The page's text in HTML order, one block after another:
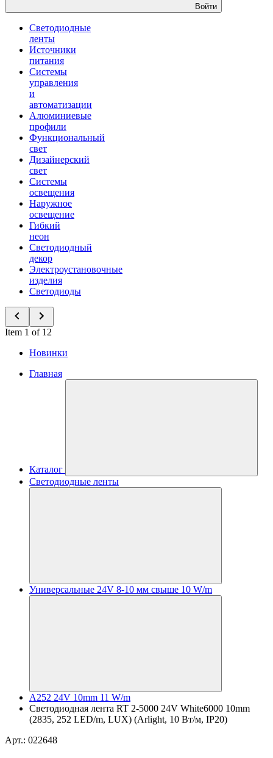
Войти
Светодиодные
ленты
Источники
питания
Системы
управления
и
автоматизации
Алюминиевые
профили
Функциональный
свет
Дизайнерский
свет
Системы
освещения
Наружное
освещение
Гибкий
неон
Светодиодный
декор
Электроустановочные
изделия
Светодиоды
Item 1 of 12
Новинки
Главная
Каталог
Светодиодные ленты
Универсальные 24V 8-10 мм свыше 10 W/m
A252 24V 10mm 11 W/m
Светодиодная лента RT 2-5000 24V White6000 10mm
(2835, 252 LED/m, LUX) (Arlight, 10 Вт/м, IP20)
Арт.: 022648